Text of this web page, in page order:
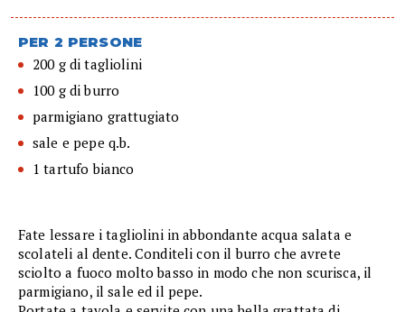
PER 2 PERSONE
200 g di tagliolini
100 g di burro
parmigiano grattugiato
sale e pepe q.b.
1 tartufo bianco
Fate lessare i tagliolini in abbondante acqua salata e
scolateli al dente. Conditeli con il burro che avrete
sciolto a fuoco molto basso in modo che non scurisca, il
parmigiano, il sale ed il pepe.